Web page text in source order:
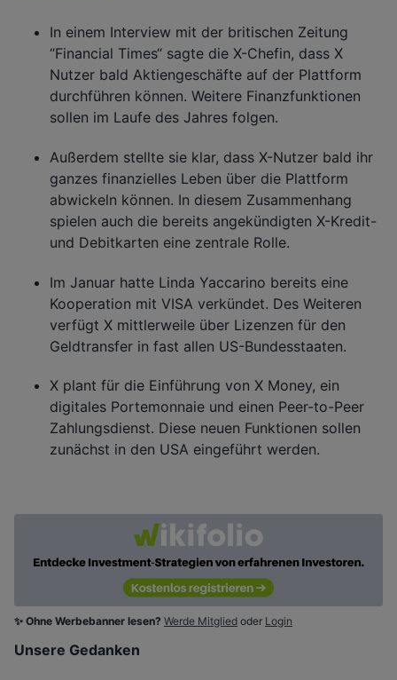
In einem Interview mit der britischen Zeitung
“Financial Times“ sagte die X-Chefin, dass X
Nutzer bald Aktiengeschäfte auf der Plattform
durchführen können. Weitere Finanzfunktionen
sollen im Laufe des Jahres folgen.
Außerdem stellte sie klar, dass X-Nutzer bald ihr
ganzes finanzielles Leben über die Plattform
abwickeln können. In diesem Zusammenhang
spielen auch die bereits angekündigten X-Kredit-
und Debitkarten eine zentrale Rolle.
Im Januar hatte Linda Yaccarino bereits eine
Kooperation mit VISA verkündet. Des Weiteren
verfügt X mittlerweile über Lizenzen für den
Geldtransfer in fast allen US-Bundesstaaten.
X plant für die Einführung von X Money, ein
digitales Portemonnaie und einen Peer-to-Peer
Zahlungsdienst. Diese neuen Funktionen sollen
zunächst in den USA eingeführt werden.
✨ Ohne Werbebanner lesen? Werde Mitglied oder Login
Unsere Gedanken